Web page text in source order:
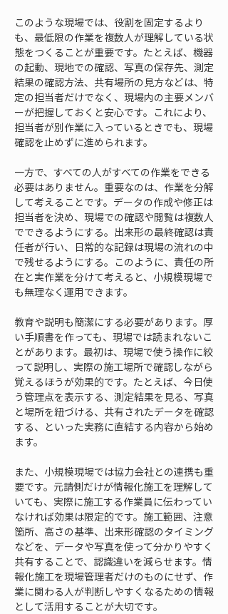
このような現場では、役割を固定するより
も、最低限の作業を複数人が理解している状
態をつくることが重要です。たとえば、機器
の起動、現地での確認、写真の保存先、測定
結果の確認方法、共有場所の見方などは、特
定の担当者だけでなく、現場内の主要メンバ
ーが把握しておくと安心です。これにより、
担当者が別作業に入っているときでも、現場
確認を止めずに進められます。
一方で、すべての人がすべての作業をできる
必要はありません。重要なのは、作業を分解
して考えることです。データの作成や修正は
担当者を決め、現場での確認や閲覧は複数人
でできるようにする。出来形の最終確認は責
任者が行い、日常的な記録は現場の流れの中
で残せるようにする。このように、責任の所
在と実作業を分けて考えると、小規模現場で
も無理なく運用できます。
教育や説明も簡潔にする必要があります。厚
い手順書を作っても、現場では読まれないこ
とがあります。最初は、現場で使う操作に絞
って説明し、実際の施工場所で確認しながら
覚えるほうが効果的です。たとえば、今日使
う管理点を表示する、測定結果を見る、写真
と場所を紐づける、共有されたデータを確認
する、といった実務に直結する内容から始め
ます。
また、小規模現場では協力会社との連携も重
要です。元請側だけが情報化施工を理解して
いても、実際に施工する作業員に伝わってい
なければ効果は限定的です。施工範囲、注意
箇所、高さの基準、出来形確認のタイミング
などを、データや写真を使って分かりやすく
共有することで、認識違いを減らせます。情
報化施工を現場管理者だけのものにせず、作
業に関わる人が判断しやすくなるための情報
として活用することが大切です。